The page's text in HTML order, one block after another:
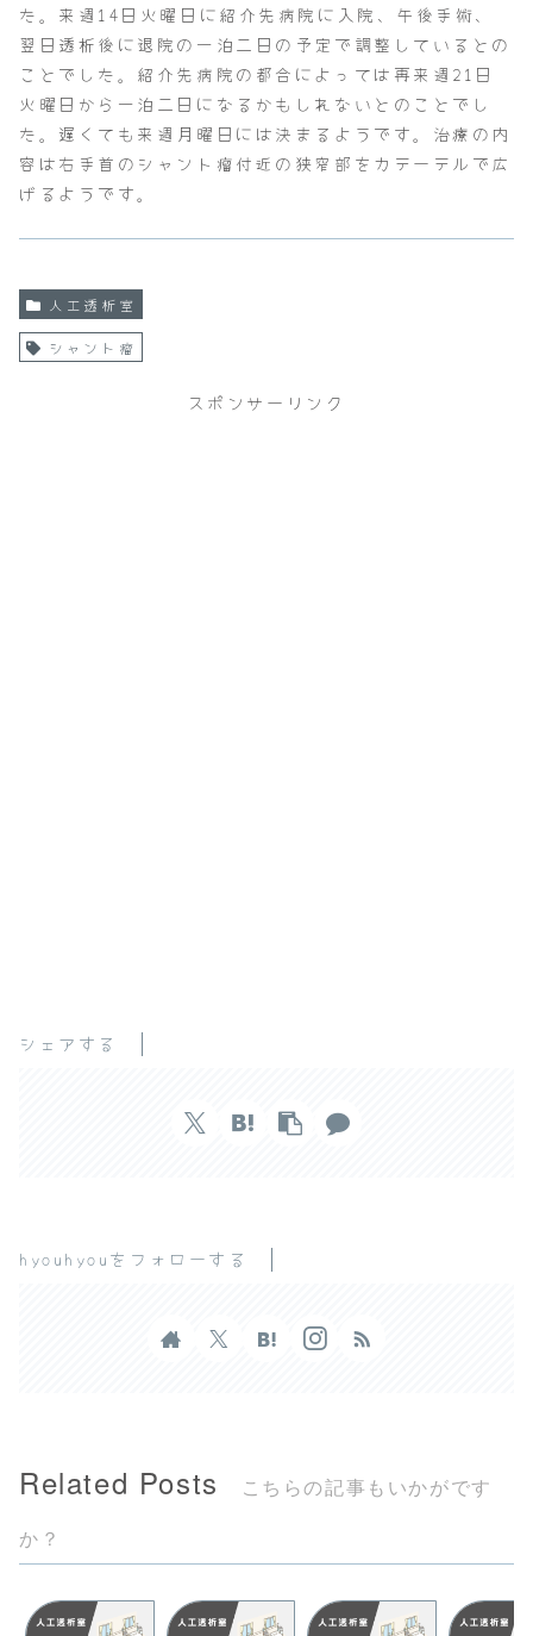
た。来週14日火曜日に紹介先病院に入院、午後手術、
翌日透析後に退院の一泊二日の予定で調整しているとの
ことでした。紹介先病院の都合によっては再来週21日
火曜日から一泊二日になるかもしれないとのことでし
た。遅くても来週月曜日には決まるようです。治療の内
容は右手首のシャント瘤付近の狭窄部をカテーテルで広
げるようです。
人工透析室
シャント瘤
スポンサーリンク
シェアする
hyouhyouをフォローする
Related Posts
こちらの記事もいかがです
か？